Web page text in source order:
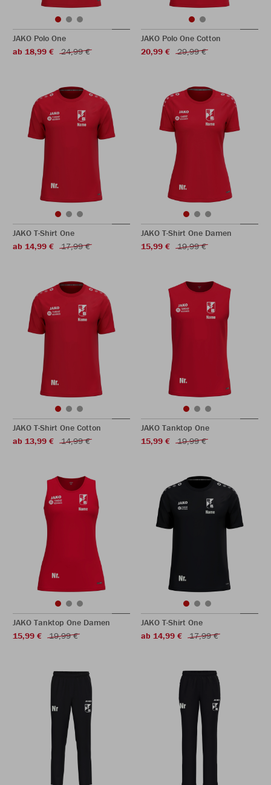
JAKO Polo One
ab 18,99 €
24,99 €
JAKO Polo One Cotton
20,99 €
29,99 €
JAKO T-Shirt One
ab 14,99 €
17,99 €
JAKO T-Shirt One Damen
15,99 €
19,99 €
JAKO T-Shirt One Cotton
ab 13,99 €
14,99 €
JAKO Tanktop One
15,99 €
19,99 €
JAKO Tanktop One Damen
15,99 €
19,99 €
JAKO T-Shirt One
ab 14,99 €
17,99 €